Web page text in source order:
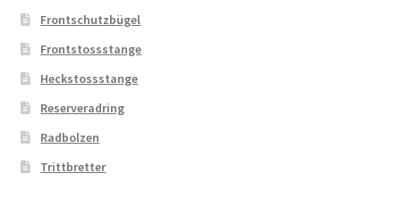
Frontschutzbügel
Frontstossstange
Heckstossstange
Reserveradring
Radbolzen
Trittbretter